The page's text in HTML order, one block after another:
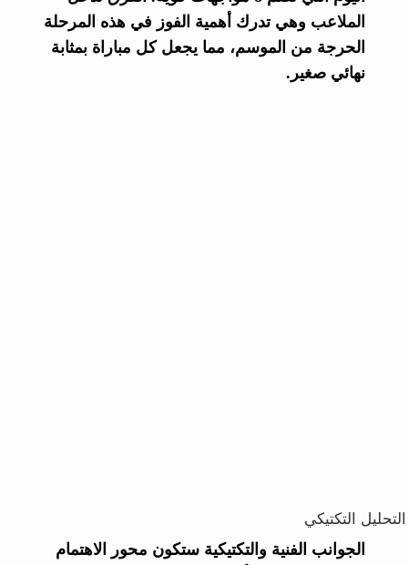
الملاعب وهي تدرك أهمية الفوز في هذه المرحلة
الحرجة من الموسم، مما يجعل كل مباراة بمثابة
نهائي صغير.
التحليل التكتيكي
الجوانب الفنية والتكتيكية ستكون محور الاهتمام